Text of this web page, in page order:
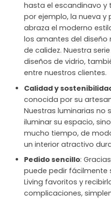
hasta el escandinavo y
por ejemplo, la nueva y
abraza el moderno
los amantes del
de calidez. Nuestra
diseños de vidrio,
entre nuestros clientes.
Calidad y
conocida por su
Nuestras luminarias no
iluminar su espacio,
mucho tiempo, de
un interior atractivo
Pedido sencillo:
puede pedir fácilmente
Living favoritos y
complicaciones,